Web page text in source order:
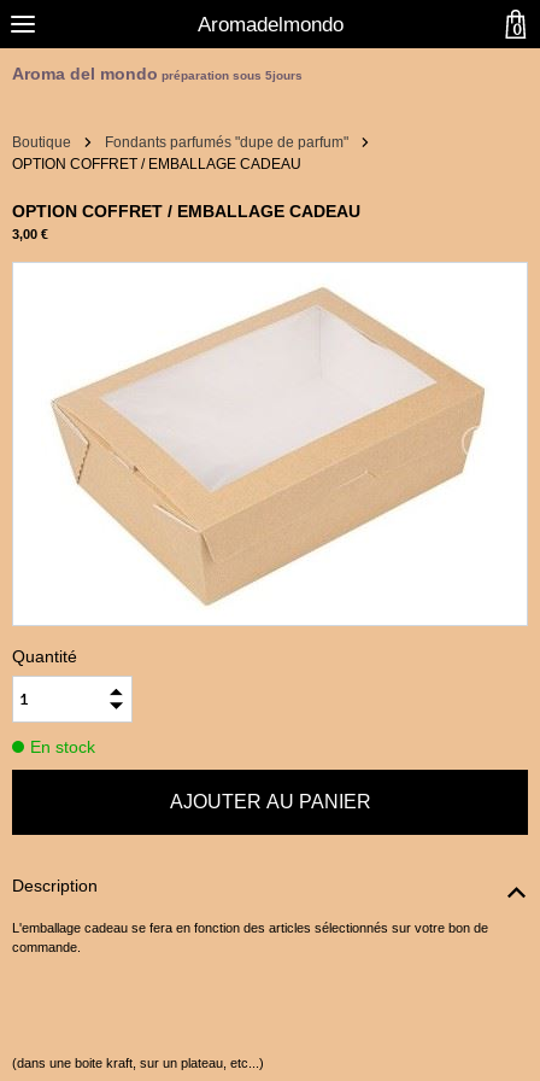
Aromadelmondo
Aroma del mondo préparation sous 5jours
Boutique
Fondants parfumés "dupe de parfum"
OPTION COFFRET / EMBALLAGE CADEAU
OPTION COFFRET / EMBALLAGE CADEAU
3,00 €
Quantité
En stock
Description
L'emballage cadeau se fera en fonction des articles sélectionnés sur votre bon de
commande.
(dans une boite kraft, sur un plateau, etc...)
0